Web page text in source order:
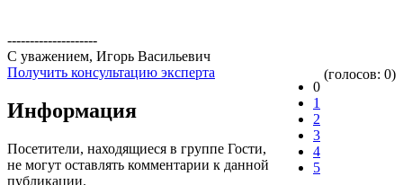
--------------------
С уважением, Игорь Васильевич
Получить консультацию эксперта
0
1
2
3
4
5
(голосов: 0)
Информация
Посетители, находящиеся в группе Гости,
не могут оставлять комментарии к данной
публикации.